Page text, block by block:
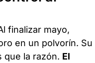
finalizar mayo,
en un polvorín. Su
que la razón. El